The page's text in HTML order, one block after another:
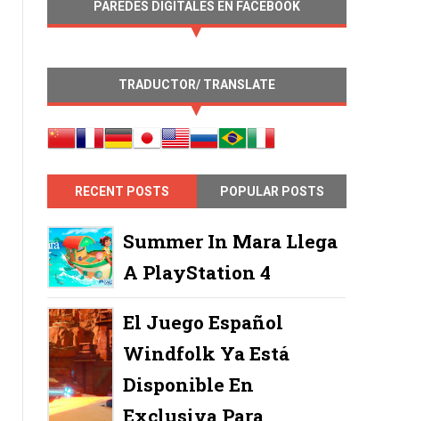
PAREDES DIGITALES EN FACEBOOK
TRADUCTOR/ TRANSLATE
RECENT POSTS POPULAR POSTS
Summer In Mara Llega
A PlayStation 4
El Juego Español
Windfolk Ya Está
Disponible En
Exclusiva Para